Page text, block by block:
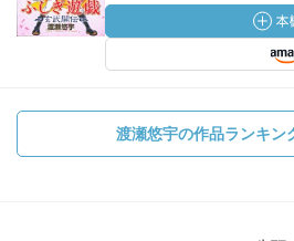
渡瀬悠宇の作品ランキン